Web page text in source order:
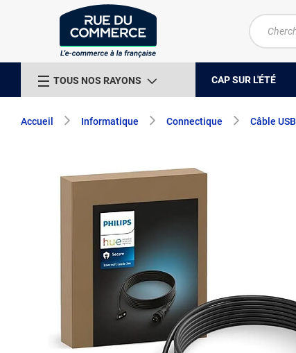
TOUS NOS RAYONS CAP SUR L'ÉTÉ
Accueil Informatique Connectique Câble USB